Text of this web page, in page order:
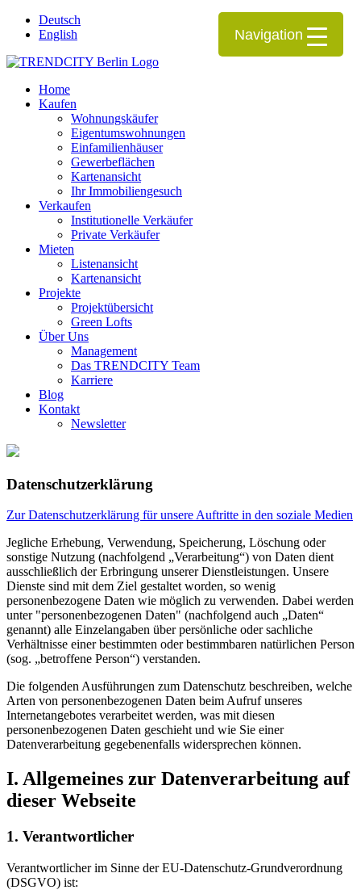
Deutsch
English
Home
Kaufen
Wohnungskäufer
Eigentumswohnungen
Einfamilienhäuser
Gewerbeflächen
Kartenansicht
Ihr Immobiliengesuch
Verkaufen
Institutionelle Verkäufer
Private Verkäufer
Mieten
Listenansicht
Kartenansicht
Projekte
Projektübersicht
Green Lofts
Über Uns
Management
Das TRENDCITY Team
Karriere
Blog
Kontakt
Newsletter
Datenschutzerklärung
Zur Datenschutzerklärung für unsere Auftritte in den soziale Medien
Jegliche Erhebung, Verwendung, Speicherung, Löschung oder
sonstige Nutzung (nachfolgend „Verarbeitung“) von Daten dient
ausschließlich der Erbringung unserer Dienstleistungen. Unsere
Dienste sind mit dem Ziel gestaltet worden, so wenig
personenbezogene Daten wie möglich zu verwenden. Dabei werden
unter "personenbezogenen Daten" (nachfolgend auch „Daten“
genannt) alle Einzelangaben über persönliche oder sachliche
Verhältnisse einer bestimmten oder bestimmbaren natürlichen Person
(sog. „betroffene Person“) verstanden.
Die folgenden Ausführungen zum Datenschutz beschreiben, welche
Arten von personenbezogenen Daten beim Aufruf unseres
Internetangebotes verarbeitet werden, was mit diesen
personenbezogenen Daten geschieht und wie Sie einer
Datenverarbeitung gegebenenfalls widersprechen können.
I. Allgemeines zur Datenverarbeitung auf
dieser Webseite
1. Verantwortlicher
Verantwortlicher im Sinne der EU-Datenschutz-Grundverordnung
(DSGVO) ist:
Navigation